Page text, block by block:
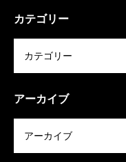
カテゴリー
アーカイブ